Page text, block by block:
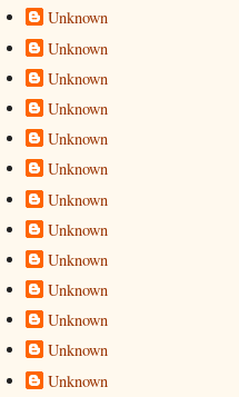
Unknown
Unknown
Unknown
Unknown
Unknown
Unknown
Unknown
Unknown
Unknown
Unknown
Unknown
Unknown
Unknown